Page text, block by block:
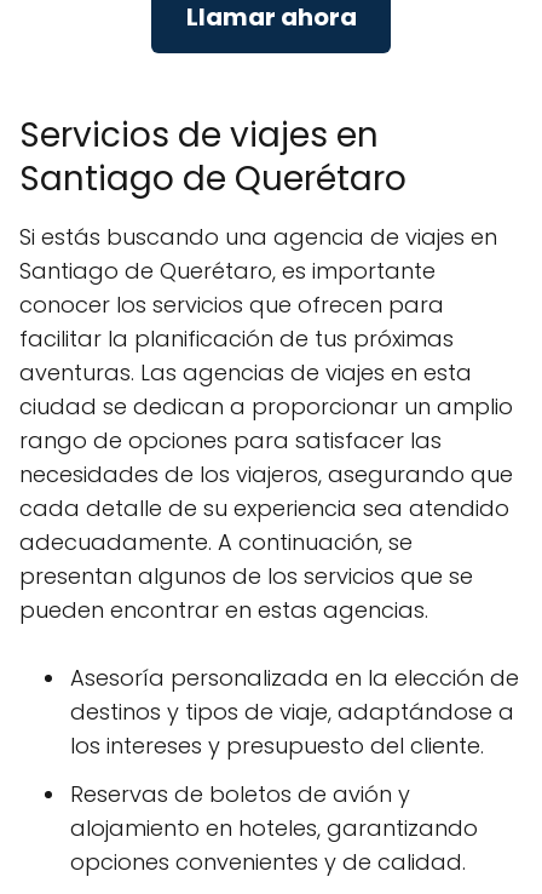
Llamar ahora
Servicios de viajes en
Santiago de Querétaro
Si estás buscando una agencia de viajes en
Santiago de Querétaro, es importante
conocer los servicios que ofrecen para
facilitar la planificación de tus próximas
aventuras. Las agencias de viajes en esta
ciudad se dedican a proporcionar un amplio
rango de opciones para satisfacer las
necesidades de los viajeros, asegurando que
cada detalle de su experiencia sea atendido
adecuadamente. A continuación, se
presentan algunos de los servicios que se
pueden encontrar en estas agencias.
Asesoría personalizada en la elección de
destinos y tipos de viaje, adaptándose a
los intereses y presupuesto del cliente.
Reservas de boletos de avión y
alojamiento en hoteles, garantizando
opciones convenientes y de calidad.